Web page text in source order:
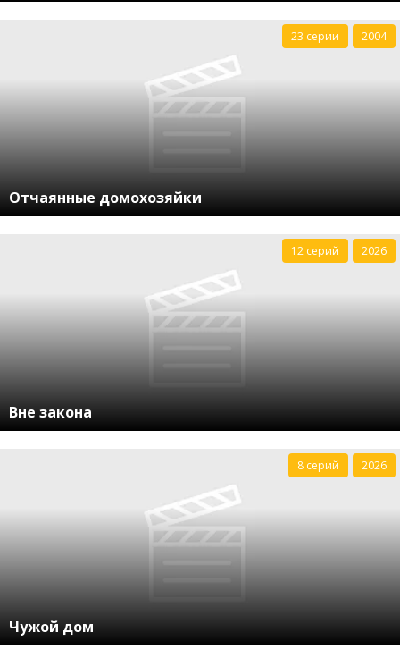
Отчаянные домохозяйки
23 серии 2004
Вне закона
12 серий 2026
Чужой дом
8 серий 2026